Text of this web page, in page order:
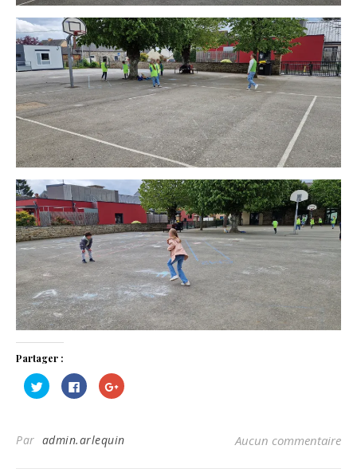
Partager :
Cliquez
pour
partager
une
Cliquez
pour
partager
une
nouvelle
Cliquez
pour
dans
Par admin.arlequin Aucun commentaire